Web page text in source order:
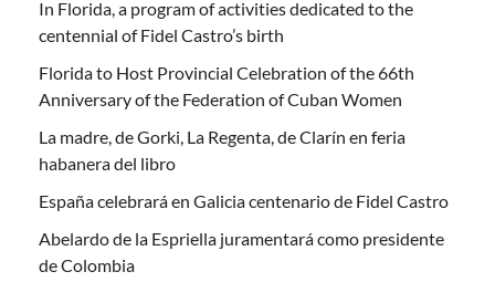
In Florida, a program of activities dedicated to the
centennial of Fidel Castro’s birth
Florida to Host Provincial Celebration of the 66th
Anniversary of the Federation of Cuban Women
La madre, de Gorki, La Regenta, de Clarín en feria
habanera del libro
España celebrará en Galicia centenario de Fidel Castro
Abelardo de la Espriella juramentará como presidente
de Colombia